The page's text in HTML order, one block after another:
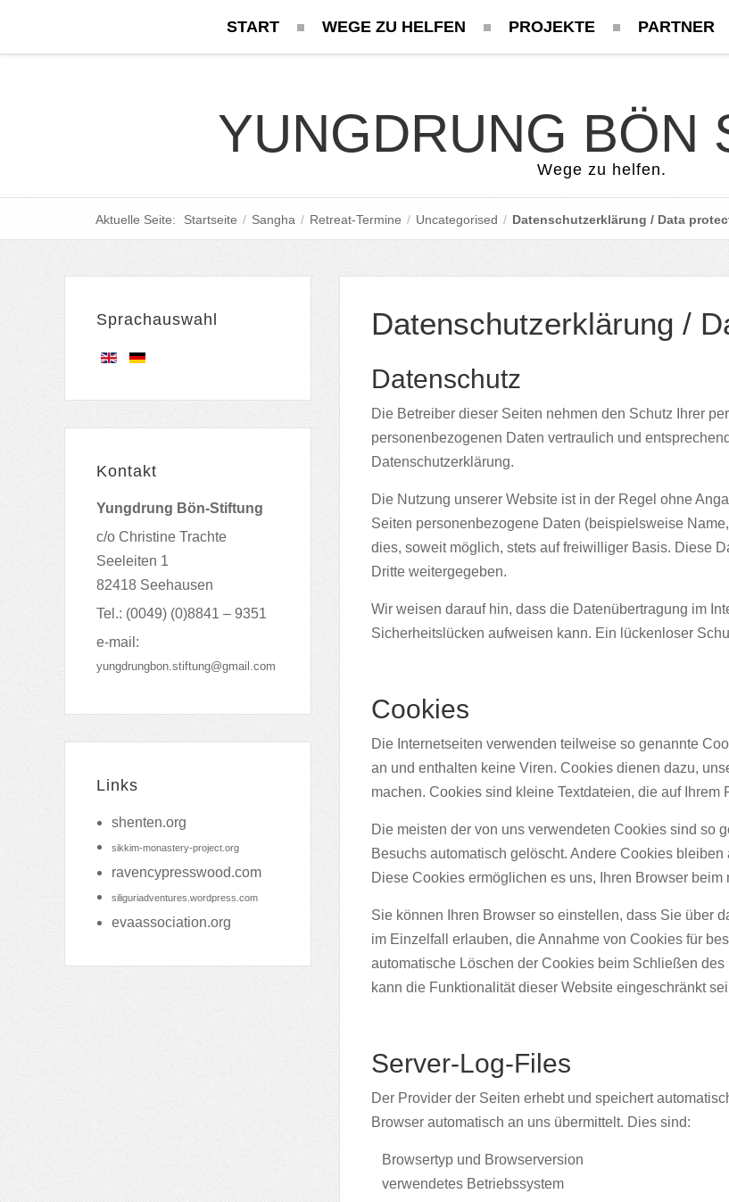
START WEGE ZU HELFEN PROJEKTE PARTNER
YUNGDRUNG BÖN
Wege zu helfen.
Aktuelle Seite: Startseite / Sangha / Retreat-Termine / Uncategorised / Datenschutzerklärung / Data
Sprachauswahl
Kontakt
Yungdrung Bön-Stiftung
c/o Christine Trachte
Seeleiten 1
82418 Seehausen
Tel.: (0049) (0)8841 – 9351
e-mail:
yungdrungbon.stiftung@gmail.com
Links
shenten.org
sikkim-monastery-project.org
ravencypresswood.com
siliguriadventures.wordpress.com
evaassociation.org
Datenschutzerklärung /
Datenschutz
Die Betreiber dieser Seiten nehmen den Schutz Ihrer
personenbezogenen Daten vertraulich und
Datenschutzerklärung.
Die Nutzung unserer Website ist in der Regel ohne
Seiten personenbezogene Daten (beispielsweise
dies, soweit möglich, stets auf freiwilliger Basis. Diese
Dritte weitergegeben.
Wir weisen darauf hin, dass die Datenübertragung im
Sicherheitslücken aufweisen kann. Ein lückenloser
Cookies
Die Internetseiten verwenden teilweise so genannte
an und enthalten keine Viren. Cookies dienen dazu,
machen. Cookies sind kleine Textdateien, die auf
Die meisten der von uns verwendeten Cookies sind so
Besuchs automatisch gelöscht. Andere Cookies
Diese Cookies ermöglichen es uns, Ihren Browser
Sie können Ihren Browser so einstellen, dass Sie über
im Einzelfall erlauben, die Annahme von Cookies für
automatische Löschen der Cookies beim Schließen
kann die Funktionalität dieser Website eingeschränkt
Server-Log-Files
Der Provider der Seiten erhebt und speichert
Browser automatisch an uns übermittelt. Dies sind:
Browsertyp und Browserversion
verwendetes Betriebssystem